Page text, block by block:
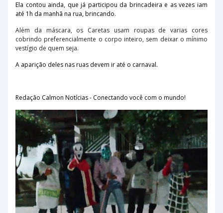
Ela contou ainda, que já participou da brincadeira e as vezes iam
até 1h da manhã na rua, brincando.
Além da máscara, os Caretas usam roupas de varias cores
cobrindo preferencialmente o corpo inteiro, sem deixar o mínimo
vestígio de quem seja.
A aparição deles nas ruas devem ir até o carnaval.
Redação Calmon Notícias - Conectando você com o mundo!